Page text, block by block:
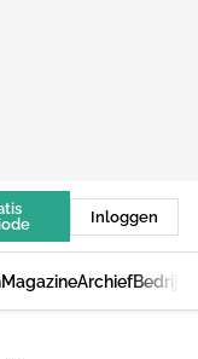
Inloggen
MagazineArchief